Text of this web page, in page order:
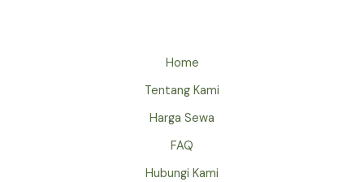
Home
Tentang Kami
Harga Sewa
FAQ
Hubungi Kami